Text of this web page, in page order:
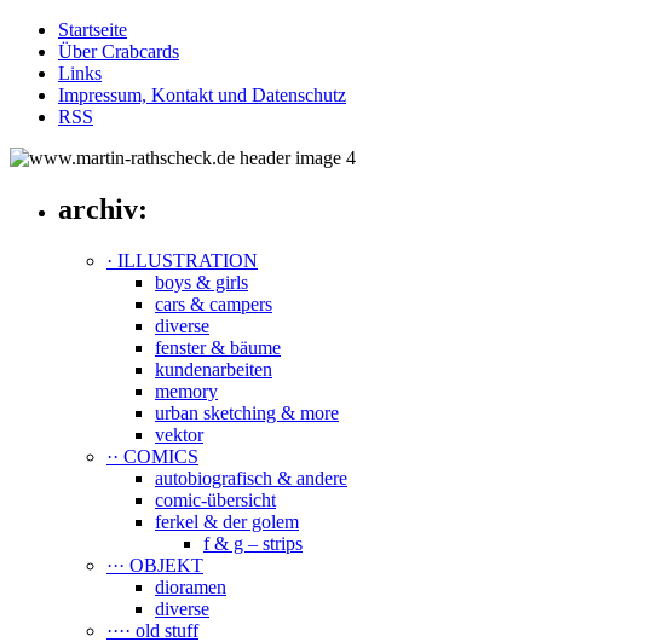
Startseite
Über Crabcards
Links
Impressum, Kontakt und Datenschutz
RSS
archiv:
· ILLUSTRATION
boys & girls
cars & campers
diverse
fenster & bäume
kundenarbeiten
memory
urban sketching & more
vektor
·· COMICS
autobiografisch & andere
comic-übersicht
ferkel & der golem
f & g – strips
··· OBJEKT
dioramen
diverse
···· old stuff